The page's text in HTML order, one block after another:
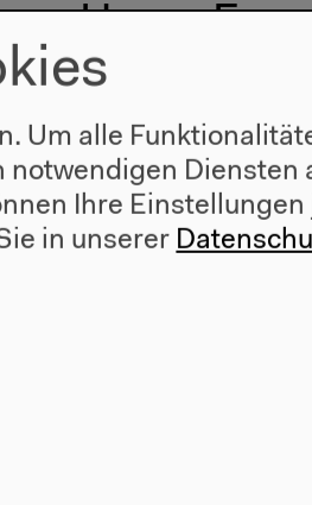
Harun
Um alle
Diensten
Ihre
in unserer